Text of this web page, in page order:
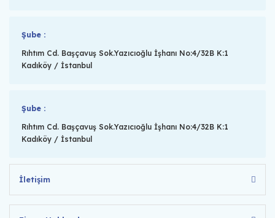
Şube :
Rıhtım Cd. Başçavuş Sok.Yazıcıoğlu İşhanı No:4/32B K:1
Kadıköy / İstanbul
Şube :
Rıhtım Cd. Başçavuş Sok.Yazıcıoğlu İşhanı No:4/32B K:1
Kadıköy / İstanbul
İletişim